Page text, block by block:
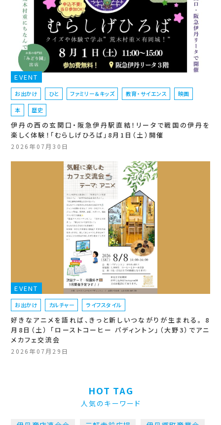
EVENT
お出かけ ひと ファミリー＆キッズ 教育・サイエンス 映画
本 歴史
伊丹の西の玄関口・阪急伊丹駅直結！リータで戦国の伊丹を
楽しく体験！「むらしげひろば」8月1日（土）開催
2026年07月30日
EVENT
お出かけ カルチャー ライフスタイル
好きなアニメを語れば、きっと新しいつながりが生まれる。 8
月8日（土） 「ローストコーヒー パディントン」（大野3）でアニ
メカフェ交流会
2026年07月29日
HOT TAG
人気のキーワード